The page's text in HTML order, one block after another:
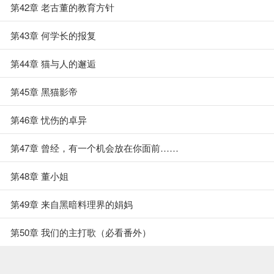
第42章 老古董的教育方针
第43章 何学长的报复
第44章 猫与人的邂逅
第45章 黑猫影帝
第46章 忧伤的卓异
第47章 曾经，有一个机会放在你面前……
第48章 董小姐
第49章 来自黑暗料理界的娟妈
第50章 我们的主打歌（必看番外）